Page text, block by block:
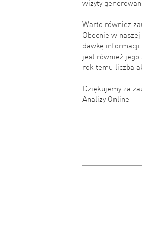
Warto również
Obecnie w
dawkę
jest również jego
rok temu liczba
Dziękujemy za
Analizy Online